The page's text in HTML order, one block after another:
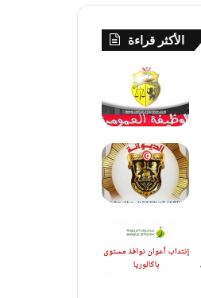
الأكثر قراءة